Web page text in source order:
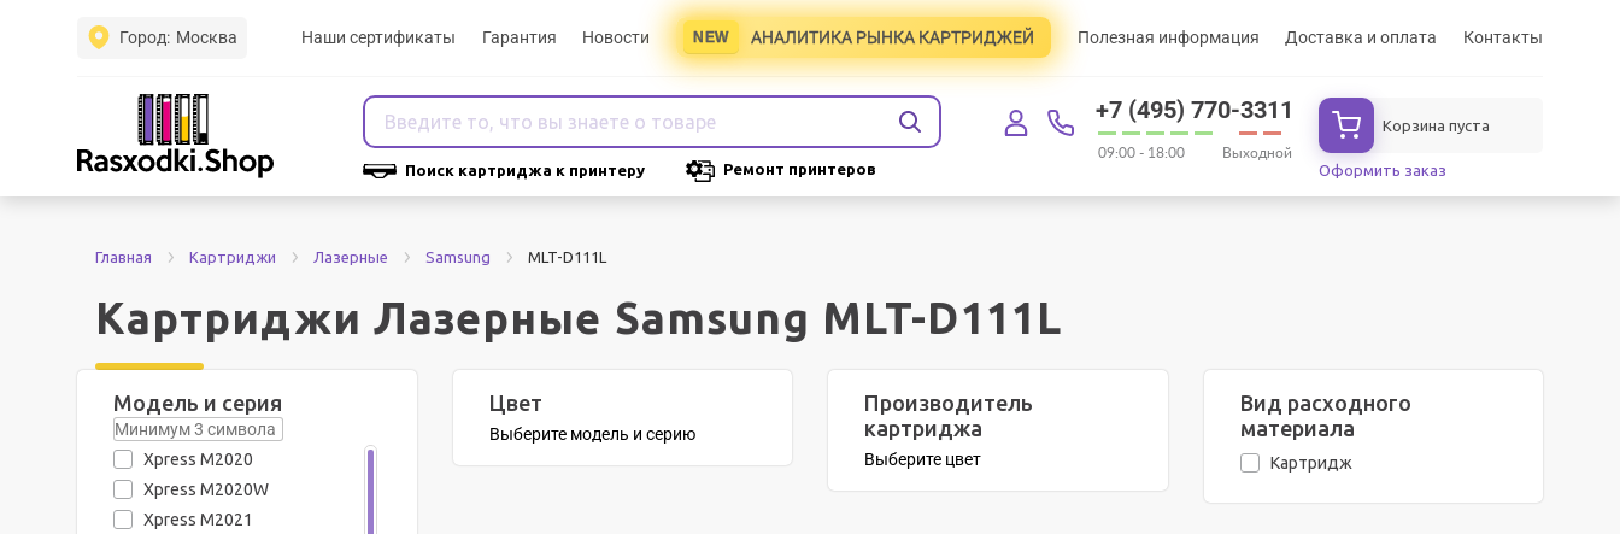
Город: Москва Наши сертификаты Гарантия Новости АНАЛИТИКА РЫНКА КАРТРИДЖЕЙ Полезная информация Доставка и оплата Контакты
Поиск картриджа к принтеру Ремонт принтеров
+7 (495) 770-3311
09:00 - 18:00 Выходной
Корзина пуста
Оформить заказ
Главная Картриджи Лазерные Samsung MLT-D111L
Картриджи Лазерные Samsung MLT-D111L
Модель и серия
Xpress M2020
Xpress M2020W
Xpress M2021
Цвет
Выберите модель и серию
Производитель
картриджа
Выберите цвет
Вид расходного
материала
Картридж